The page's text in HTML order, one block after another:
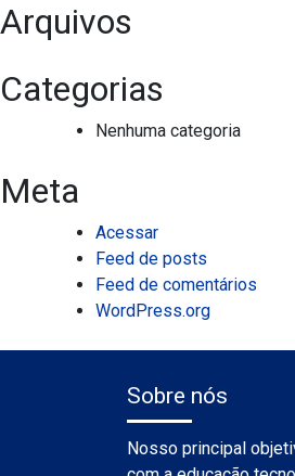
Arquivos
Categorias
Nenhuma categoria
Meta
Acessar
Feed de posts
Feed de comentários
WordPress.org
Sobre nós
Nosso principal